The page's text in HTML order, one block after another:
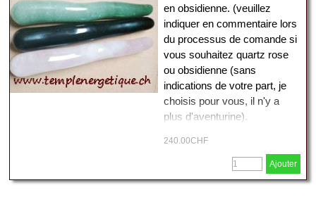
en obsidienne. (veuillez
indiquer en commentaire lors
du processus de comande si
vous souhaitez quartz rose
ou obsidienne (sans
indications de votre part, je
choisis pour vous, il n'y a
plus d'aventurine).
240.00CHF
Ajouter